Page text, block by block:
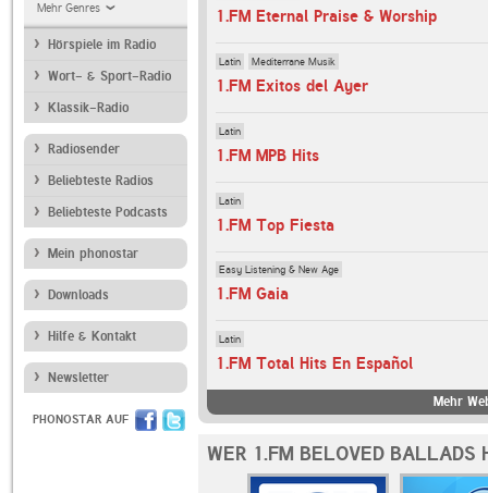
Mehr Genres
Hörspiele im Radio
Wort- & Sport-Radio
Klassik-Radio
Radiosender
Beliebteste Radios
Beliebteste Podcasts
Mein phonostar
Downloads
Hilfe & Kontakt
Newsletter
PHONOSTAR AUF
1.FM Eternal Praise & Worship
Latin Mediterrane Musik
1.FM Exitos del Ayer
Latin
1.FM MPB Hits
Latin
1.FM Top Fiesta
Easy Listening & New Age
1.FM Gaia
Latin
1.FM Total Hits En Español
Mehr
WER 1.FM BELOVED BALLADS